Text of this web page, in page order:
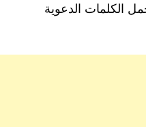
الكلمات الدعوية